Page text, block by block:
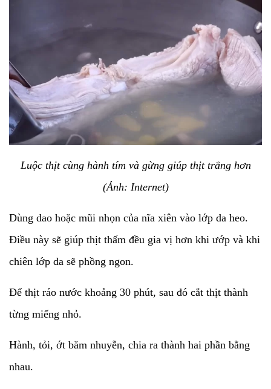
Luộc thịt cùng hành tím và gừng giúp thịt trắng hơn
(Ảnh: Internet)
Dùng dao hoặc mũi nhọn của nĩa xiên vào lớp da heo.
Điều này sẽ giúp thịt thấm đều gia vị hơn khi ướp và khi
chiên lớp da sẽ phồng ngon.
Để thịt ráo nước khoảng 30 phút, sau đó cắt thịt thành
từng miếng nhỏ.
Hành, tỏi, ớt băm nhuyễn, chia ra thành hai phần bằng
nhau.